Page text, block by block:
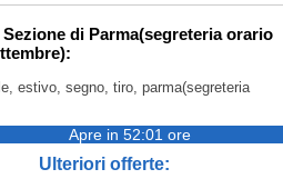
di Parma(segreteria orario
estivo, segno, tiro, parma(segreteria
Apre in 52:01 ore
Ulteriori offerte: